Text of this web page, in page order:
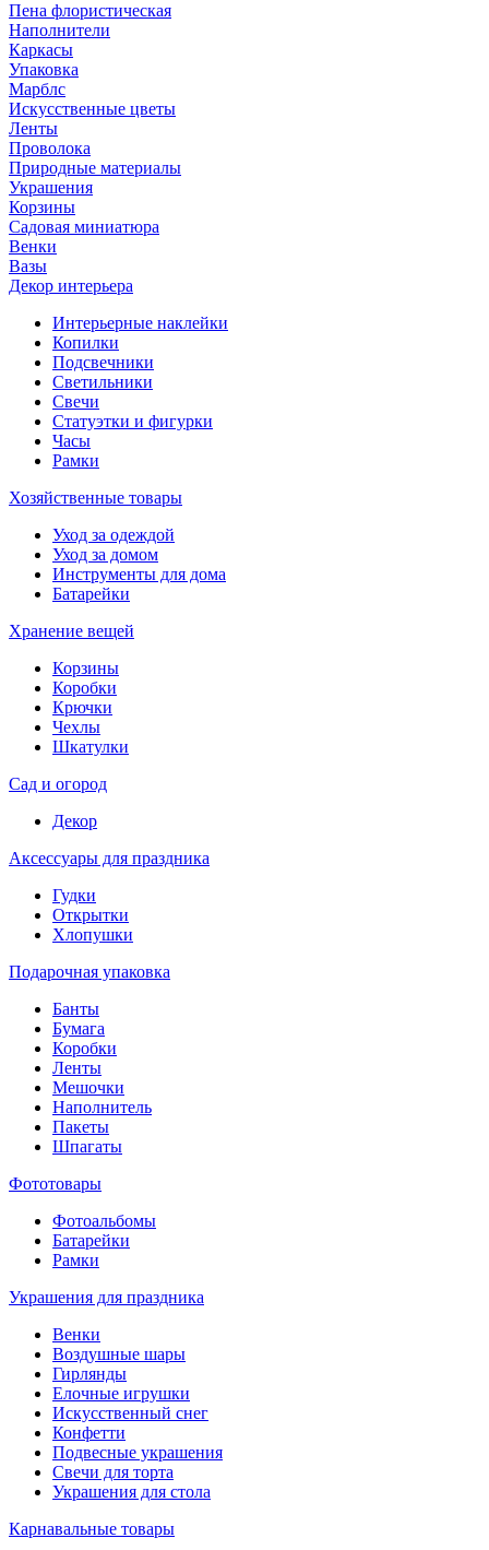
Пена флористическая
Наполнители
Каркасы
Упаковка
Марблс
Искусственные цветы
Ленты
Проволока
Природные материалы
Украшения
Корзины
Садовая миниатюра
Венки
Вазы
Декор интерьера
Интерьерные наклейки
Копилки
Подсвечники
Светильники
Свечи
Статуэтки и фигурки
Часы
Рамки
Хозяйственные товары
Уход за одеждой
Уход за домом
Инструменты для дома
Батарейки
Хранение вещей
Корзины
Коробки
Крючки
Чехлы
Шкатулки
Сад и огород
Декор
Аксессуары для праздника
Гудки
Открытки
Хлопушки
Подарочная упаковка
Банты
Бумага
Коробки
Ленты
Мешочки
Наполнитель
Пакеты
Шпагаты
Фототовары
Фотоальбомы
Батарейки
Рамки
Украшения для праздника
Венки
Воздушные шары
Гирлянды
Елочные игрушки
Искусственный снег
Конфетти
Подвесные украшения
Свечи для торта
Украшения для стола
Карнавальные товары